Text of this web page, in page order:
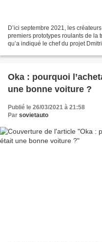
D’ici septembre 2021, les
premiers prototypes roulants de la
qu’a indiqué le chef du projet
Oka : pourquoi
une bonne voiture ?
Publié le 26/03/2021 à 21:58
Par sovietauto